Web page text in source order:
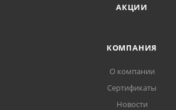
АКЦИИ
КОМПАНИЯ
О компании
Сертификаты
Новости